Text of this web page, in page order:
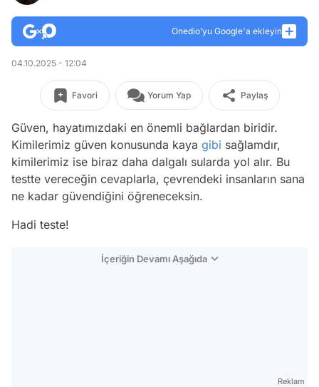
Onedio’yu Google'a ekleyin
04.10.2025 - 12:04
Favori Yorum Yap Paylaş
Güven, hayatımızdaki en önemli bağlardan biridir.
Kimilerimiz güven konusunda kaya gibi sağlamdır,
kimilerimiz ise biraz daha dalgalı sularda yol alır. Bu
testte vereceğin cevaplarla, çevrendeki insanların sana
ne kadar güvendiğini öğreneceksin.
Hadi teste!
İçeriğin Devamı Aşağıda
Reklam